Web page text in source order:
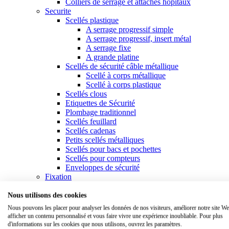
Securite
Scellés plastique
A serrage progressif simple
A serrage progressif, insert métal
A serrage fixe
A grande platine
Scellés de sécurité câble métallique
Scellé à corps métallique
Scellé à corps plastique
Scellés clous
Etiquettes de Sécurité
Plombage traditionnel
Scellés feuillard
Scellés cadenas
Petits scellés métalliques
Scellés pour bacs et pochettes
Scellés pour compteurs
Enveloppes de sécurité
Fixation
Colliers standards
Colliers à usage spécifique
Colliers à platine
Outillage liens
Nous utilisons des cookies
Nous pouvons les placer pour analyser les données de nos visiteurs, améliorer notre site
afficher un contenu personnalisé et vous faire vivre une expérience inoubliable. Pour plus
d'informations sur les cookies que nous utilisons, ouvrez les paramètres.